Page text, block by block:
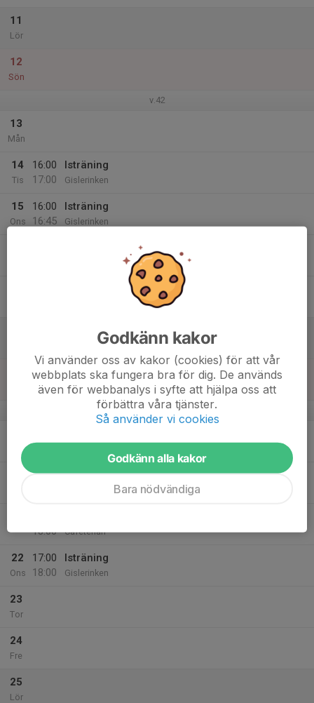
11
Lör
12
Sön
v.42
13
Mån
14
Tis
16:00
17:00
Isträning
Gislerinken
15
Ons
16:00
16:45
Isträning
Gislerinken
16:00
18:00
Knattar på is med a-laget
Gislerinken
v.43
Mån
17:00
Isträning
18:00
Cafeterian
22
Ons
17:00
18:00
Isträning
Gislerinken
23
Tor
24
Fre
25
Lör
Godkänn kakor
Vi använder oss av kakor (cookies) för att vår
webbplats ska fungera bra för dig. De används
även för webbanalys i syfte att hjälpa oss att
förbättra våra tjänster.
Så använder vi cookies
Godkänn alla kakor
Bara nödvändiga